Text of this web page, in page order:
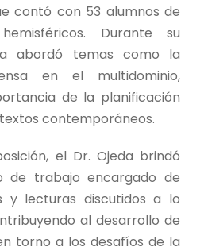
contó con 53 alumnos de
Durante su
abordó temas como la
en el multidominio,
de la planificación
contemporáneos.
el Dr. Ojeda brindó
de trabajo encargado de
y lecturas discutidos a lo
al desarrollo de
torno a los desafíos de la